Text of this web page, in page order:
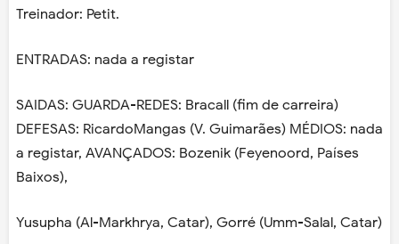
Treinador: Petit.
ENTRADAS: nada a registar
SAIDAS: GUARDA-REDES: Bracall (fim de carreira)
DEFESAS: RicardoMangas (V. Guimarães) MÉDIOS: nada
a registar, AVANÇADOS: Bozenik (Feyenoord, Países
Baixos),
Yusupha (Al-Markhrya, Catar), Gorré (Umm-Salal, Catar)